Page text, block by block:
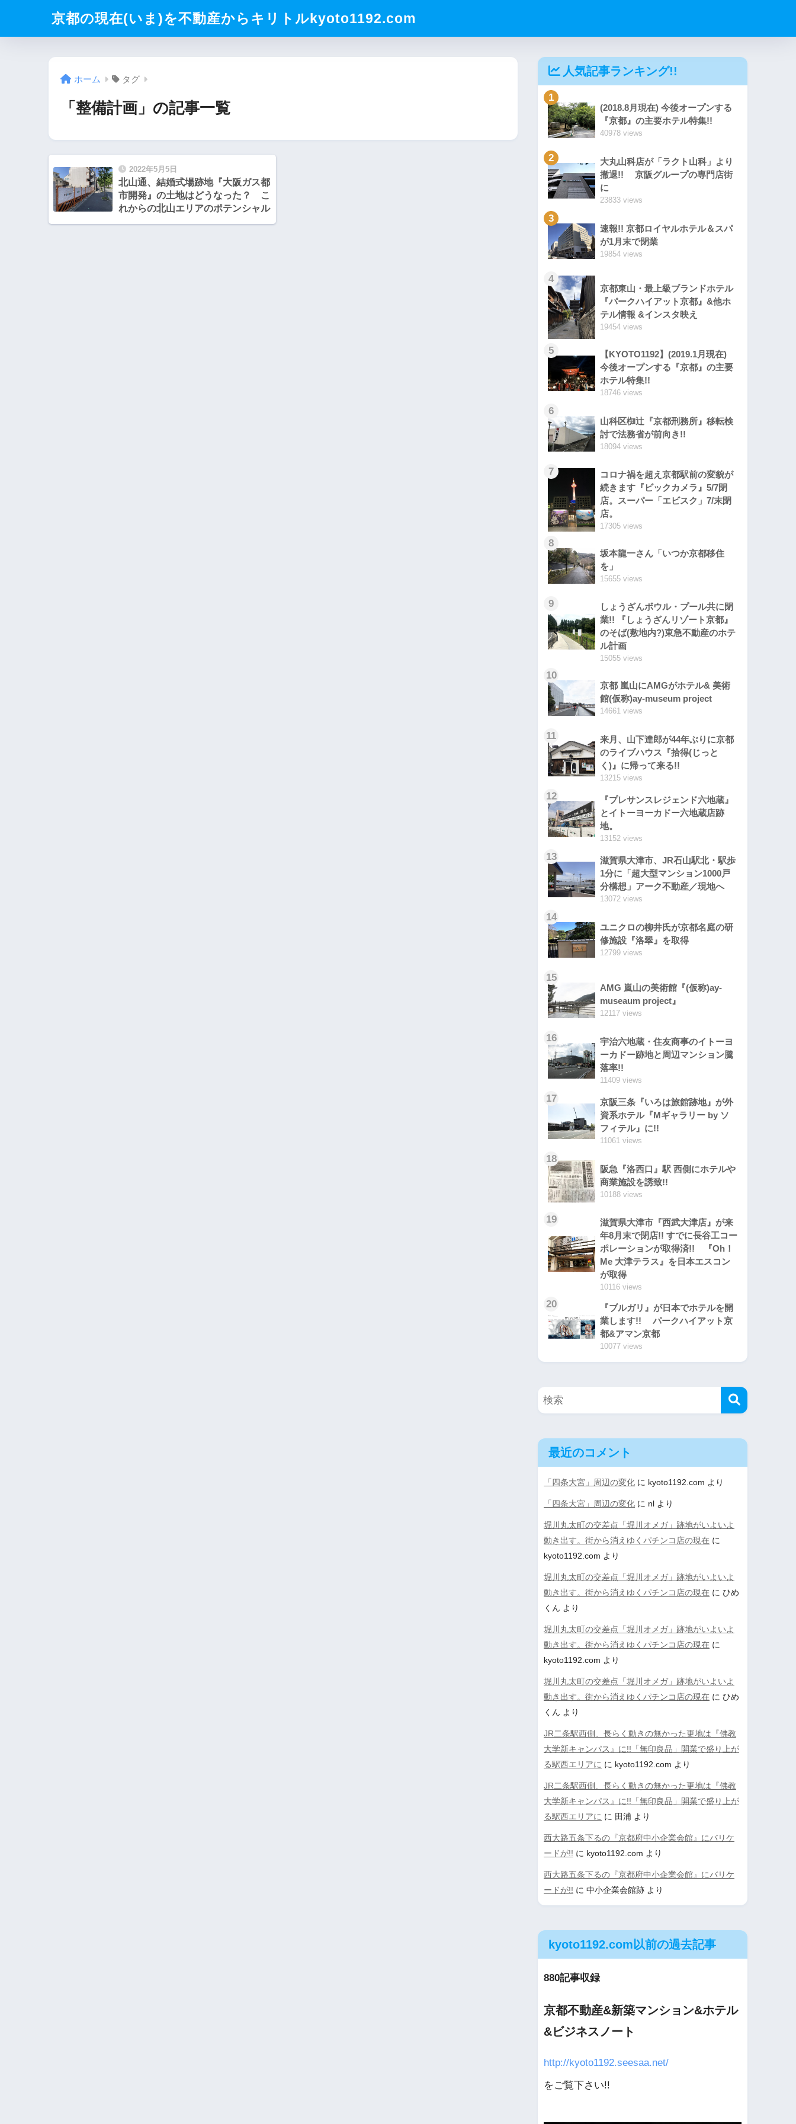
京都の現在(いま)を不動産からキリトルkyoto1192.com
ホーム タグ
「整備計画」の記事一覧
2022年5月5日
北山通、結婚式場跡地『大阪ガス都
市開発』の土地はどうなった？ こ
れからの北山エリアのポテンシャル
人気記事ランキング!!
1
(2018.8月現在) 今後オープンする
『京都』の主要ホテル特集!!
40978 views
2
大丸山科店が「ラクト山科」より
撤退!! 京阪グループの専門店街
に
23833 views
3
速報!! 京都ロイヤルホテル＆スパ
が1月末で閉業
19854 views
4
京都東山・最上級ブランドホテル
『パークハイアット京都』&他ホ
テル情報 &インスタ映え
19454 views
5
【KYOTO1192】(2019.1月現在)
今後オープンする『京都』の主要
ホテル特集!!
18746 views
6
山科区椥辻『京都刑務所』移転検
討で法務省が前向き!!
18094 views
7
コロナ禍を超え京都駅前の変貌が
続きます『ビックカメラ』5/7閉
店。スーパー「エビスク」7/末閉
店。
17305 views
8
坂本龍一さん「いつか京都移住
を」
15655 views
9
しょうざんボウル・プール共に閉
業!! 『しょうざんリゾート京都』
のそば(敷地内?)東急不動産のホテ
ル計画
15055 views
10
京都 嵐山にAMGがホテル& 美術
館(仮称)ay-museum project
14661 views
11
来月、山下達郎が44年ぶりに京都
のライブハウス『拾得(じっと
く)』に帰って来る!!
13215 views
12
『プレサンスレジェンド六地蔵』
とイトーヨーカドー六地蔵店跡
地。
13152 views
13
滋賀県大津市、JR石山駅北・駅歩
1分に「超大型マンション1000戸
分構想」アーク不動産／現地へ
13072 views
14
ユニクロの柳井氏が京都名庭の研
修施設『洛翠』を取得
12799 views
15
AMG 嵐山の美術館『(仮称)ay-
museaum project』
12117 views
16
宇治六地蔵・住友商事のイトーヨ
ーカドー跡地と周辺マンション騰
落率!!
11409 views
17
京阪三条『いろは旅館跡地』が外
資系ホテル『Mギャラリー by ソ
フィテル』に!!
11061 views
18
阪急『洛西口』駅 西側にホテルや
商業施設を誘致!!
10188 views
19
滋賀県大津市『西武大津店』が来
年8月末で閉店!! すでに長谷工コー
ポレーションが取得済!! 『Oh！
Me 大津テラス』を日本エスコン
が取得
10116 views
20
『ブルガリ』が日本でホテルを開
業します!! パークハイアット京
都&アマン京都
10077 views
最近のコメント
「四条大宮」周辺の変化 に kyoto1192.com より
「四条大宮」周辺の変化 に nl より
堀川丸太町の交差点「堀川オメガ」跡地がいよいよ
動き出す。街から消えゆくパチンコ店の現在 に
kyoto1192.com より
堀川丸太町の交差点「堀川オメガ」跡地がいよいよ
動き出す。街から消えゆくパチンコ店の現在 に ひめ
くん より
堀川丸太町の交差点「堀川オメガ」跡地がいよいよ
動き出す。街から消えゆくパチンコ店の現在 に
kyoto1192.com より
堀川丸太町の交差点「堀川オメガ」跡地がいよいよ
動き出す。街から消えゆくパチンコ店の現在 に ひめ
くん より
JR二条駅西側、長らく動きの無かった更地は『佛教
大学新キャンパス』に!!「無印良品」開業で盛り上が
る駅西エリアに に kyoto1192.com より
JR二条駅西側、長らく動きの無かった更地は『佛教
大学新キャンパス』に!!「無印良品」開業で盛り上が
る駅西エリアに に 田浦 より
西大路五条下るの『京都府中小企業会館』にバリケ
ードが!! に kyoto1192.com より
西大路五条下るの『京都府中小企業会館』にバリケ
ードが!! に 中小企業会館跡 より
kyoto1192.com以前の過去記事
880記事収録
京都不動産&新築マンション&ホテル
&ビジネスノート
http://kyoto1192.seesaa.net/
をご覧下さい!!